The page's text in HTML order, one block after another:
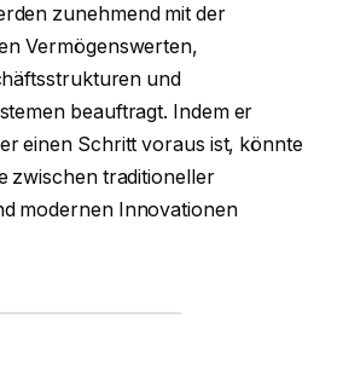
zunehmend mit der
Vermögenswerten,
und
beauftragt. Indem er
einen Schritt voraus ist, könnte
zwischen traditioneller
modernen Innovationen